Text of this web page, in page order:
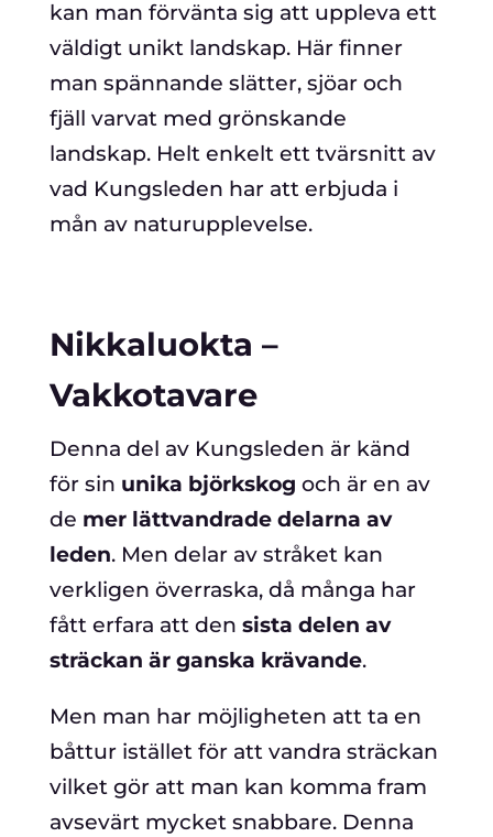
kan man förvänta sig att uppleva ett
väldigt unikt landskap. Här finner
man spännande slätter, sjöar och
fjäll varvat med grönskande
landskap. Helt enkelt ett tvärsnitt av
vad Kungsleden har att erbjuda i
mån av naturupplevelse.
Nikkaluokta –
Vakkotavare
Denna del av Kungsleden är känd
för sin unika björkskog och är en av
de mer lättvandrade delarna av
leden. Men delar av stråket kan
verkligen överraska, då många har
fått erfara att den sista delen av
sträckan är ganska krävande.
Men man har möjligheten att ta en
båttur istället för att vandra sträckan
vilket gör att man kan komma fram
avsevärt mycket snabbare. Denna